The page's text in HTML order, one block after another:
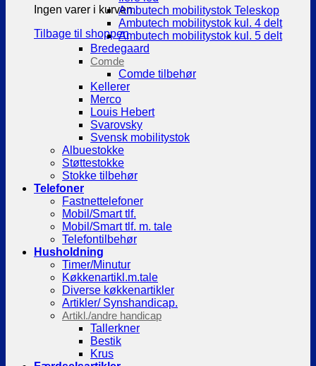
Ingen varer i kurven.
Tilbage til shoppen
Ambutech mobilitystok Teleskop
Ambutech mobilitystok kul. 4 delt
Ambutech mobilitystok kul. 5 delt
Bredegaard
Comde
Comde tilbehør
Kellerer
Merco
Louis Hebert
Svarovsky
Svensk mobilitystok
Albuestokke
Støttestokke
Stokke tilbehør
Telefoner
Fastnettelefoner
Mobil/Smart tlf.
Mobil/Smart tlf. m. tale
Telefontilbehør
Husholdning
Timer/Minutur
Køkkenartikl.m.tale
Diverse køkkenartikler
Artikler/ Synshandicap.
Artikl./andre handicap
Tallerkner
Bestik
Krus